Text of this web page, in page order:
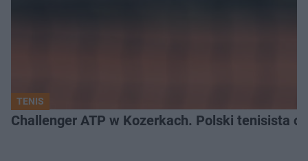
TENIS
Challenger ATP w Kozerkach. Polski tenisista